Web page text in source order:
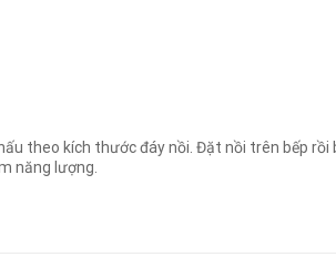
theo kích thước đáy nồi. Đặt nồi trên bếp rồi
năng lượng.